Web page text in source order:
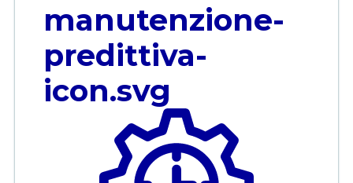
manutenzione-
predittiva-
icon.svg